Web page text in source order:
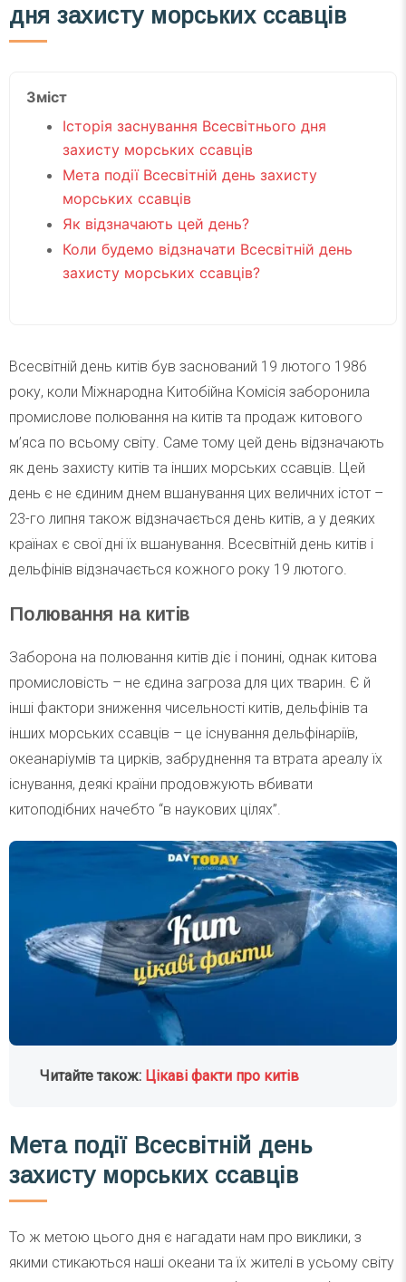
дня захисту морських ссавців
Зміст
Історія заснування Всесвітнього дня
захисту морських ссавців
Мета події Всесвітній день захисту
морських ссавців
Як відзначають цей день?
Коли будемо відзначати Всесвітній день
захисту морських ссавців?
Всесвітній день китів був заснований 19 лютого 1986
року, коли Міжнародна Китобійна Комісія заборонила
промислове полювання на китів та продаж китового
м’яса по всьому світу. Саме тому цей день відзначають
як день захисту китів та інших морських ссавців. Цей
день є не єдиним днем вшанування цих величних істот –
23-го липня також відзначається день китів, а у деяких
країнах є свої дні їх вшанування. Всесвітній день китів і
дельфінів відзначається кожного року 19 лютого.
Полювання на китів
Заборона на полювання китів діє і понині, однак китова
промисловість – не єдина загроза для цих тварин. Є й
інші фактори зниження чисельності китів, дельфінів та
інших морських ссавців – це існування дельфінаріїв,
океанаріумів та цирків, забруднення та втрата ареалу їх
існування, деякі країни продовжують вбивати
китоподібних начебто “в наукових цілях”.
Читайте також: Цікаві факти про китів
Мета події Всесвітній день
захисту морських ссавців
То ж метою цього дня є нагадати нам про виклики, з
якими стикаються наші океани та їх жителі в усьому світу